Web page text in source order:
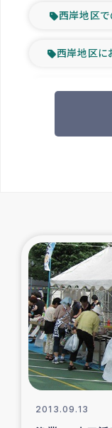
西岸地区
西岸地区に
シリア国
トル
2013.09.13